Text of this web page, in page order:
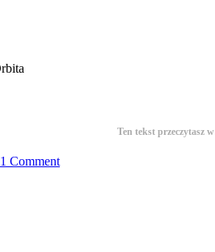
Ten tekst przeczytasz w
1 Comment